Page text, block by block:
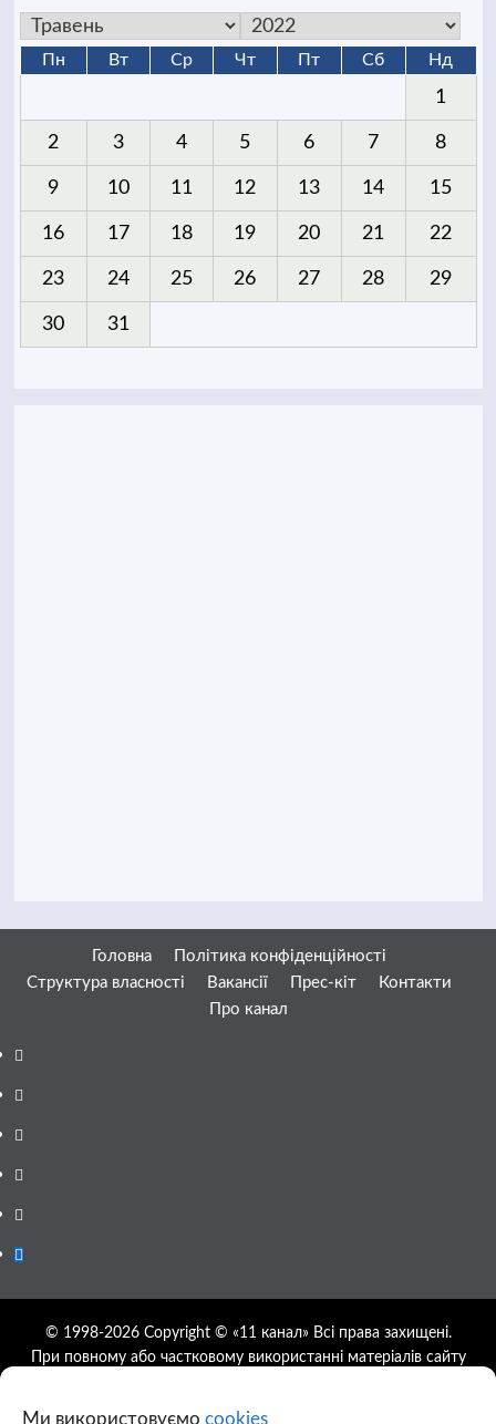
Ми використовуємо cookies
Пн Вт Ср Чт Пт Сб Нд
1
2 3 4 5 6 7 8
9 10 11 12 13 14 15
16 17 18 19 20 21 22
23 24 25 26 27 28 29
30 31
Головна
Політика конфіденційності
Структура власності
Вакансії Прес-кіт
Контакти
Про канал
Facebook
YouTube
Telegram
Instagram
Twitter
Google
© 1998-2026 Copyright © «11 канал» Всі права захищені.
При повному або частковому використанні матеріалів сайту